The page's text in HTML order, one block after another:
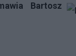
Bartosz